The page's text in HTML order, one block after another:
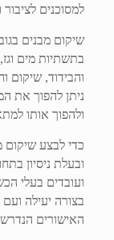
למסוכנים
שיקום מבנים
בתשתיות מים
והבידוד, שיקום
ניתן להפוך את
ולהפוך אותו
כדי לבצע שיקום
ובעלת ניסיון
ועובדים בעלי
בצורה יעילה
האישורים